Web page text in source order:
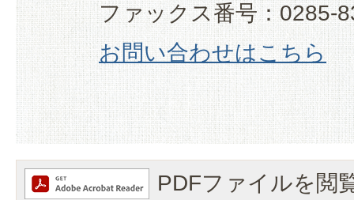
ファックス番号：0285-
お問い合わせはこちら
PDFファイルを閲